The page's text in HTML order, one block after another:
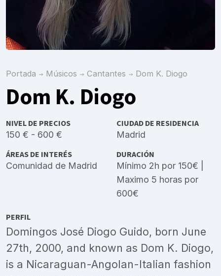
Portada Músicos Cantantes Dom K. Diogo
Dom K. Diogo
NIVEL DE PRECIOS
150 € - 600 €
CIUDAD DE RESIDENCIA
Madrid
ÁREAS DE INTERÉS
Comunidad de Madrid
DURACIÓN
Mínimo 2h por 150€ |
Maximo 5 horas por
600€
PERFIL
Domingos José Diogo Guido, born June
27th, 2000, and known as Dom K. Diogo,
is a Nicaraguan-Angolan-Italian fashion